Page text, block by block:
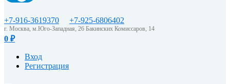
+7-916-3619370 +7-925-6806402
г. Москва, м.Юго-Западная, 26 Бакинских Комиссаров, 14
0 ₽
Вход
Регистрация